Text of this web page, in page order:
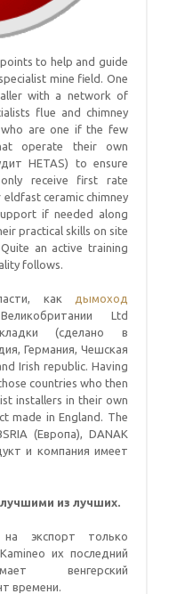
to help and guide
mine field .One
with a network of
flue and chimney
who are one if the few
operate their own
HETAS) to ensure
receive first rate
ceramic chimney
if needed along
practical skills on site
Quite an active training
follows
как дымоход
Ltd
(сделано в
Германия, Чешская
Irish republic.Having
countries who then
installers in their own
made in England . The
(Европа), DANAK
и компания имеет
из лучших.
экспорт только
их последний
венгерский
времени.